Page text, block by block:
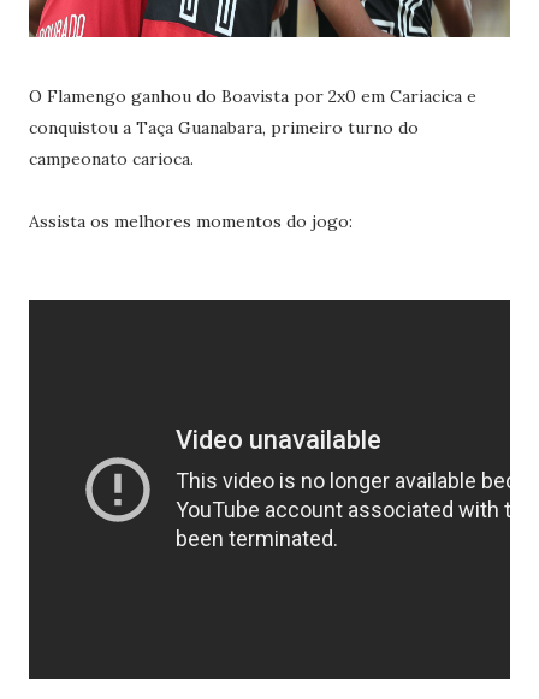
O Flamengo ganhou do Boavista por 2x0 em Cariacica e
conquistou a Taça Guanabara, primeiro turno do
campeonato carioca.
Assista os melhores momentos do jogo: